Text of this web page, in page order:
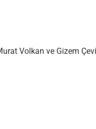
Volkan ve Gizem